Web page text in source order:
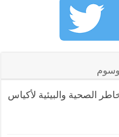
الصحية والبيئية لأكياس